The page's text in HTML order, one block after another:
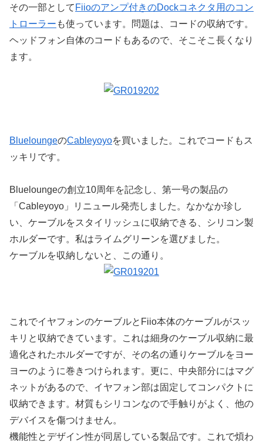
その一部として Fiioのアンプ付きのDockコネクタ用のコン
トローラー も使っています。問題は、コードの収納です。
ヘッドフォン自体のコードもあるので、そこそこ長くなり
ます。
BlueloungeのCableyoyoを買いました。これでコードもス
ッキリです。
Blueloungeの創立10周年を記念し、第一号の製品の
「Cableyoyo」リニュール発売しました。なかなか珍し
い、ケーブルをスタイリッシュに収納できる、シリコン製
ホルダーです。私はライムグリーンを選びました。
ケーブルを収納しないと、この通り。
これでイヤフォンのケーブルとFiio本体のケーブルがスッ
キリと収納できています。これは細身のケーブル収納に最
適化されたホルダーですが、その名の通りケーブルをヨー
ヨーのように巻きつけられます。更に、中央部分にはマグ
ネットがあるので、イヤフォン部は固定してコンパクトに
収納できます。材質もシリコンなので手触りがよく、他の
デバイスを傷つけません。
機能性とデザイン性が同居している製品です。これで煩わ